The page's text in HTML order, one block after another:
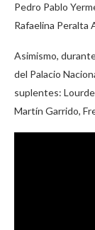
Pedro Pablo
Rafaelina Peralta
Asimismo,
del Palacio
suplentes:
Martín Garrido,